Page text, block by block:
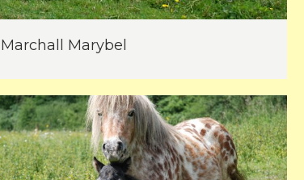
Marchall Marybel